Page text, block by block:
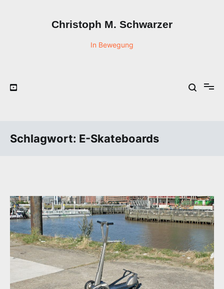
Christoph M. Schwarzer
In Bewegung
Schlagwort: E-Skateboards